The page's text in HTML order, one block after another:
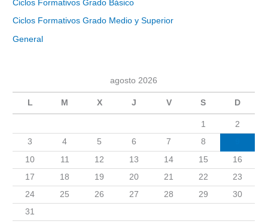
Ciclos Formativos Grado Básico
Ciclos Formativos Grado Medio y Superior
General
agosto 2026
L M X J V S D
1
2
3
4 5 6 7 8
10
11 12 13 14 15
16
17
18 19 20 21 22
23
24
25 26 27 28 29
30
31